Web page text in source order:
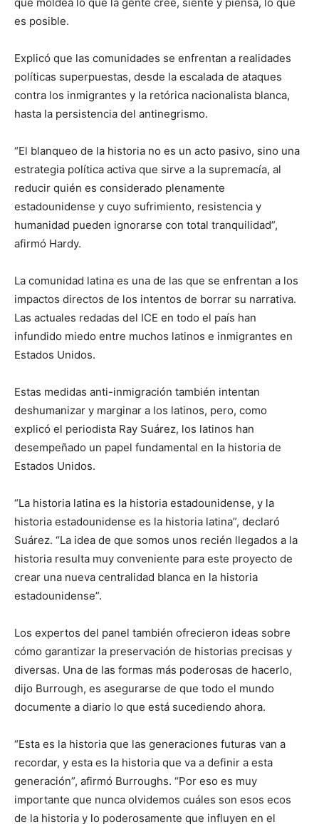
que moldea lo que la gente cree, siente y piensa, lo que
es posible.
Explicó que las comunidades se enfrentan a realidades
políticas superpuestas, desde la escalada de ataques
contra los inmigrantes y la retórica nacionalista blanca,
hasta la persistencia del antinegrismo.
“El blanqueo de la historia no es un acto pasivo, sino una
estrategia política activa que sirve a la supremacía, al
reducir quién es considerado plenamente
estadounidense y cuyo sufrimiento, resistencia y
humanidad pueden ignorarse con total tranquilidad”,
afirmó Hardy.
La comunidad latina es una de las que se enfrentan a los
impactos directos de los intentos de borrar su narrativa.
Las actuales redadas del ICE en todo el país han
infundido miedo entre muchos latinos e inmigrantes en
Estados Unidos.
Estas medidas anti-inmigración también intentan
deshumanizar y marginar a los latinos, pero, como
explicó el periodista Ray Suárez, los latinos han
desempeñado un papel fundamental en la historia de
Estados Unidos.
“La historia latina es la historia estadounidense, y la
historia estadounidense es la historia latina”, declaró
Suárez. “La idea de que somos unos recién llegados a la
historia resulta muy conveniente para este proyecto de
crear una nueva centralidad blanca en la historia
estadounidense”.
Los expertos del panel también ofrecieron ideas sobre
cómo garantizar la preservación de historias precisas y
diversas. Una de las formas más poderosas de hacerlo,
dijo Burrough, es asegurarse de que todo el mundo
documente a diario lo que está sucediendo ahora.
“Esta es la historia que las generaciones futuras van a
recordar, y esta es la historia que va a definir a esta
generación”, afirmó Burroughs. “Por eso es muy
importante que nunca olvidemos cuáles son esos ecos
de la historia y lo poderosamente que influyen en el